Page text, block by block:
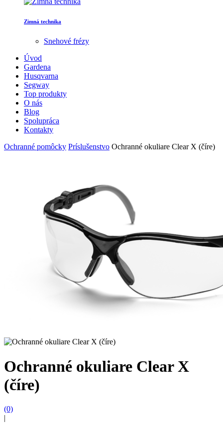
Zimná technika
Snehové frézy
Úvod
Gardena
Husqvarna
Segway
Top produkty
O nás
Blog
Spolupráca
Kontakty
Ochranné pomôcky Príslušenstvo Ochranné okuliare Clear X (číre)
Ochranné okuliare Clear X
(číre)
(0)
|